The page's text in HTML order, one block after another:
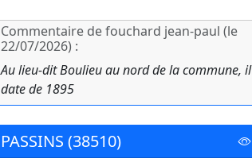
Commentaire de fouchard jean-paul (le
22/07/2026) :
Au lieu-dit Boulieu au nord de la commune, il
date de 1895
PASSINS (38510)